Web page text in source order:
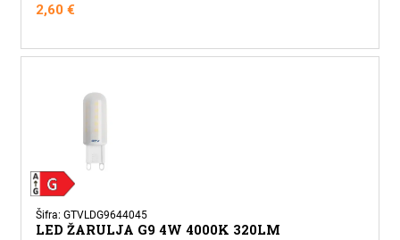
2,60€
Šifra: GTVLDG9644045
LED ŽARULJA G9 4W 4000K 320LM